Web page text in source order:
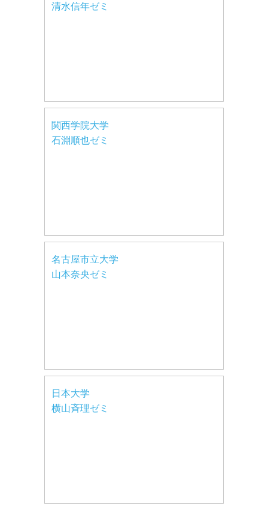
清水信年ゼミ
関西学院大学
石淵順也ゼミ
名古屋市立大学
山本奈央ゼミ
日本大学
横山斉理ゼミ